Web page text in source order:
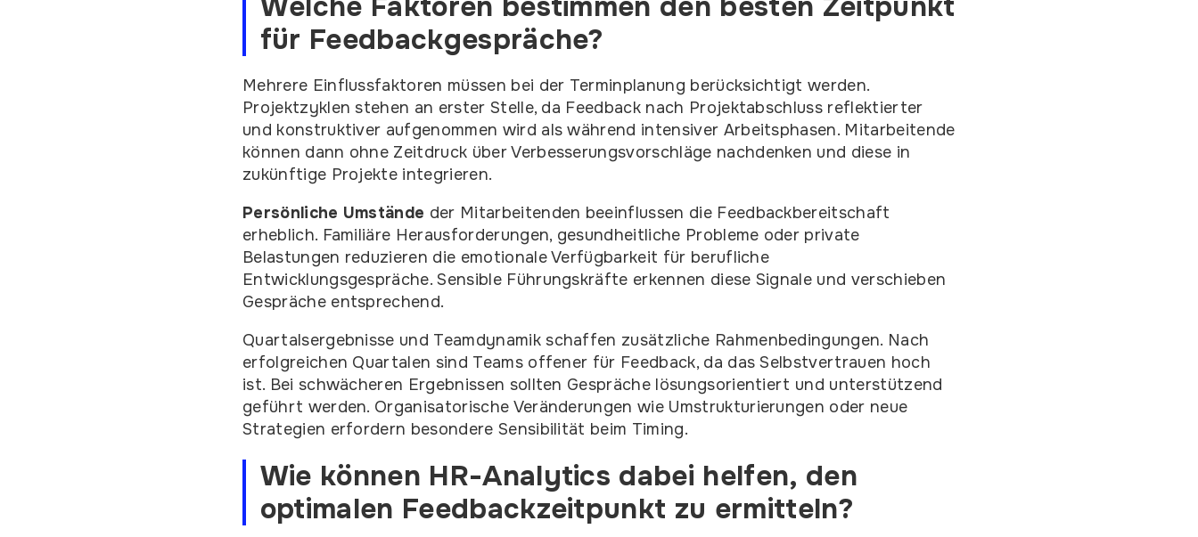
für Feedbackgespräche?
Mehrere Einflussfaktoren müssen bei der Terminplanung berücksichtigt werden.
Projektzyklen stehen an erster Stelle, da Feedback nach Projektabschluss reflektierter
und konstruktiver aufgenommen wird als während intensiver Arbeitsphasen. Mitarbeitende
können dann ohne Zeitdruck über Verbesserungsvorschläge nachdenken und diese in
zukünftige Projekte integrieren.
Persönliche Umstände der Mitarbeitenden beeinflussen die Feedbackbereitschaft
erheblich. Familiäre Herausforderungen, gesundheitliche Probleme oder private
Belastungen reduzieren die emotionale Verfügbarkeit für berufliche
Entwicklungsgespräche. Sensible Führungskräfte erkennen diese Signale und verschieben
Gespräche entsprechend.
Quartalsergebnisse und Teamdynamik schaffen zusätzliche Rahmenbedingungen. Nach
erfolgreichen Quartalen sind Teams offener für Feedback, da das Selbstvertrauen hoch
ist. Bei schwächeren Ergebnissen sollten Gespräche lösungsorientiert und unterstützend
geführt werden. Organisatorische Veränderungen wie Umstrukturierungen oder neue
Strategien erfordern besondere Sensibilität beim Timing.
Wie können HR-Analytics dabei helfen, den
optimalen Feedbackzeitpunkt zu ermitteln?